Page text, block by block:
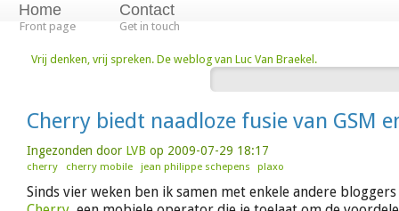
Home
Front page
Contact
Get in touch
Vrij denken, vrij spreken. De weblog van Luc Van Braekel.
Cherry biedt naadloze fusie van GSM
Ingezonden door LVB op 2009-07-29 18:17
cherry cherry mobile jean philippe schepens plaxo
Sinds vier weken ben ik samen met enkele andere